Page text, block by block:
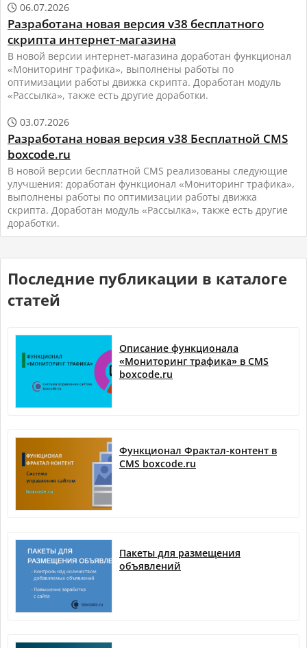
 06.07.2026
Разработана новая версия v38 бесплатного
скрипта интернет-магазина
В новой версии интернет-магазина доработан функционал
«Мониторинг трафика», выполнены работы по
оптимизации работы движка скрипта. Доработан модуль
«Рассылка», также есть другие доработки.
 03.07.2026
Разработана новая версия v38 Бесплатной CMS
boxcode.ru
В новой версии бесплатной CMS реализованы следующие
улучшения: доработан функционал «Мониторинг трафика»,
выполнены работы по оптимизации работы движка
скрипта. Доработан модуль «Рассылка», также есть другие
доработки.
Последние публикации в каталоге
статей
Описание функционала
«Мониторинг трафика» в CMS
boxcode.ru
Функционал Фрактал-контент в
CMS boxcode.ru
Пакеты для размещения
объявлений